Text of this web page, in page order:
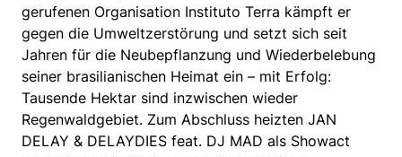
gerufenen Organisation Instituto Terra kämpft er
gegen die Umweltzerstörung und setzt sich seit
Jahren für die Neubepflanzung und Wiederbelebung
seiner brasilianischen Heimat ein – mit Erfolg:
Tausende Hektar sind inzwischen wieder
Regenwaldgebiet. Zum Abschluss heizten JAN
DELAY & DELAYDIES feat. DJ MAD als Showact